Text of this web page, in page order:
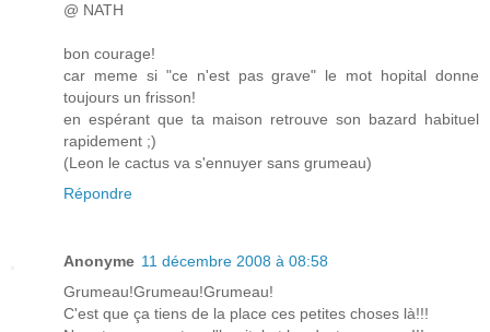
@ NATH
bon courage!
car meme si "ce n'est pas grave" le mot hopital donne
toujours un frisson!
en espérant que ta maison retrouve son bazard habituel
rapidement ;)
(Leon le cactus va s'ennuyer sans grumeau)
Répondre
Anonyme 11 décembre 2008 à 08:58
Grumeau!Grumeau!Grumeau!
C'est que ça tiens de la place ces petites choses là!!!